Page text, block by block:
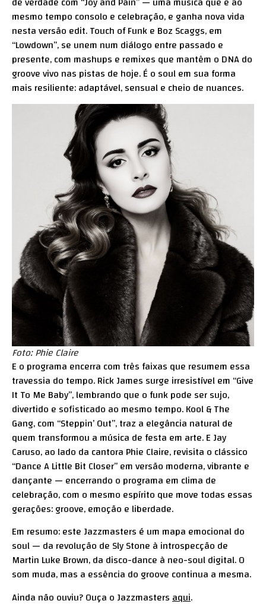
mesmo tempo consolo e celebração, e ganha nova vida
nesta versão edit. Touch of Funk e Boz Scaggs, em
“Lowdown”, se unem num diálogo entre passado e
presente, com mashups e remixes que mantêm o DNA do
groove vivo nas pistas de hoje. É o soul em sua forma
mais resiliente: adaptável, sensual e cheio de nuances.
Foto: Phie Claire
E o programa encerra com três faixas que resumem essa
travessia do tempo. Rick James surge irresistível em “Give
It To Me Baby”, lembrando que o funk pode ser sujo,
divertido e sofisticado ao mesmo tempo. Kool & The
Gang, com “Steppin’ Out”, traz a elegância natural de
quem transformou a música de festa em arte. E Jay
Caruso, ao lado da cantora Phie Claire, revisita o clássico
“Dance A Little Bit Closer” em versão moderna, vibrante e
dançante — encerrando o programa em clima de
celebração, com o mesmo espírito que move todas essas
gerações: groove, emoção e liberdade.
Em resumo: este Jazzmasters é um mapa emocional do
soul — da revolução de Sly Stone à introspecção de
Martin Luke Brown, da disco-dance à neo-soul digital. O
som muda, mas a essência do groove continua a mesma.
Ainda não ouviu? Ouça o Jazzmastersaqui.